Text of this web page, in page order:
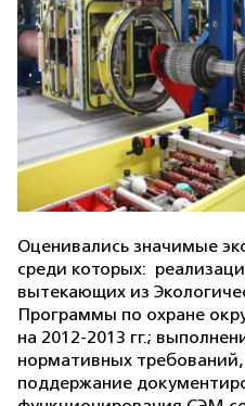
Оценивались значимые
среди которых:
вытекающих из
Программы по охране
на 2012-2013 гг.;
нормативных
поддержание